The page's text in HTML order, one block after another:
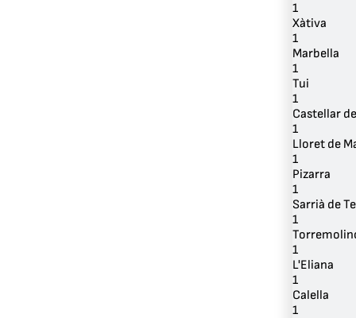
1
Xàtiva
1
Marbella
1
Tui
1
Castellar
1
Lloret de
1
Pizarra
1
Sarrià de
1
1
L'Eliana
1
Calella
1